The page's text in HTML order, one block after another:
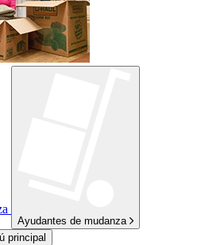
Ayudantes de mudanza
principal